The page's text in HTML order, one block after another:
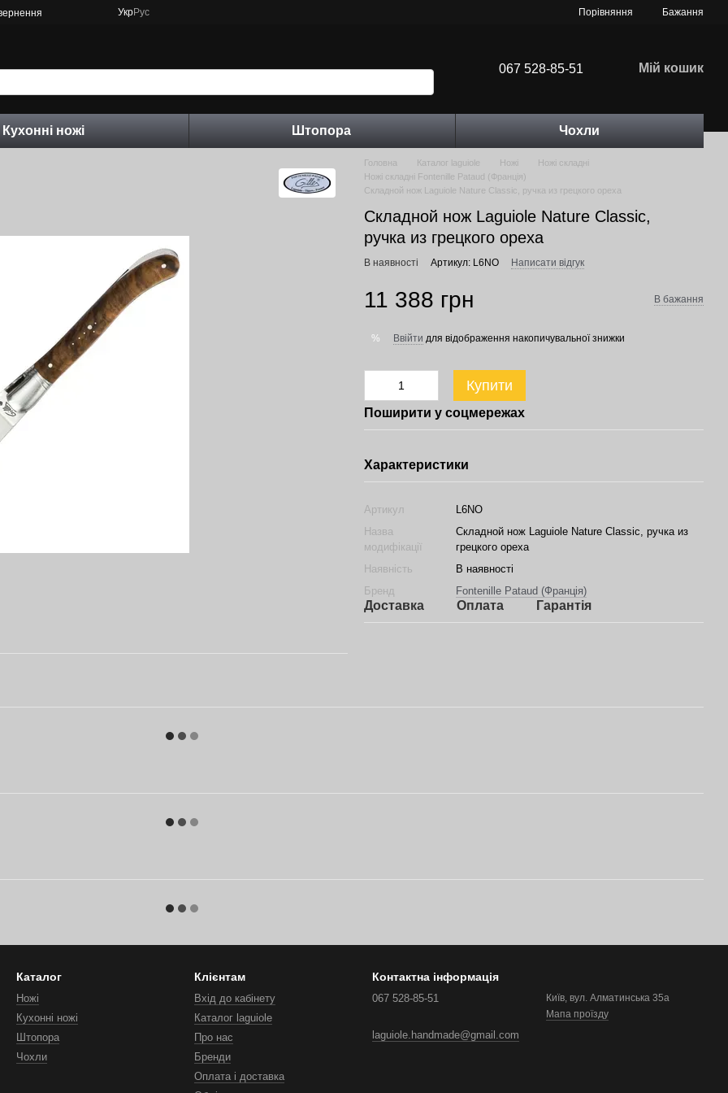
УкрРус Порівняння Бажання
067 528-85-51
Мій кошик
Кухонні ножі Штопора Чохли
Головна Каталог laguiole Ножі
Ножі складні
Ножі складні Fontenille Pataud (Франція)
Складной нож Laguiole Nature Classic, ручка из грецкого ореха
Складной нож Laguiole Nature Classic,
ручка из грецкого ореха
В наявності Артикул: L6NO Написати відгук
11 388 грн В бажання
% Ввійти для відображення накопичувальної знижки
Купити
Поширити у соцмережах
Характеристики
Артикул
L6NO
Назва
модифікації
Складной нож Laguiole Nature Classic, ручка из
грецкого ореха
Наявність
В наявності
Бренд
Fontenille Pataud (Франція)
Доставка Оплата Гарантія
Каталог
Ножі
Кухонні ножі
Штопора
Чохли
Клієнтам
Вхід до кабінету
Каталог laguiole
Про нас
Бренди
Оплата і доставка
Контактна інформація
067 528-85-51
laguiole.handmade@gmail.com
Київ, вул. Алматинська 35а
Мапа проїзду